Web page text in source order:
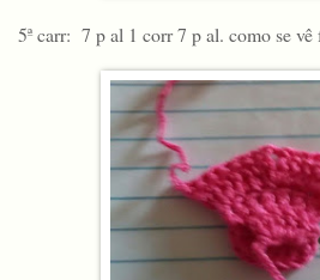
5ª carr: 7 p al 1 corr 7 p al. como se vê